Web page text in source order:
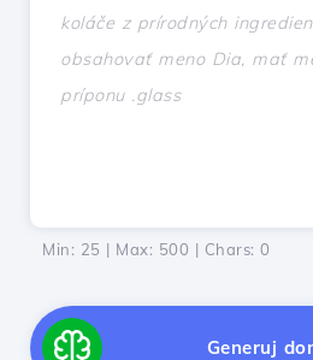
Min: 25 | Max: 500 | Chars: 0
Generuj